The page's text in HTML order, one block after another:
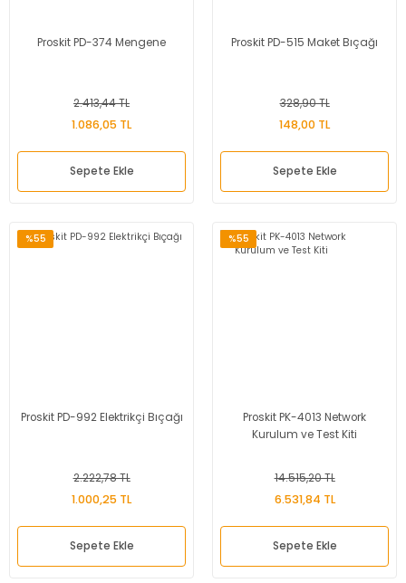
Proskit PD-374 Mengene
2.413,44 TL
1.086,05 TL
Sepete Ekle
Proskit PD-515 Maket Bıçağı
328,90 TL
148,00 TL
Sepete Ekle
%55
Proskit PD-992 Elektrikçi Bıçağı
2.222,78 TL
1.000,25 TL
Sepete Ekle
%55
Proskit PK-4013 Network
Kurulum ve Test Kiti
14.515,20 TL
6.531,84 TL
Sepete Ekle